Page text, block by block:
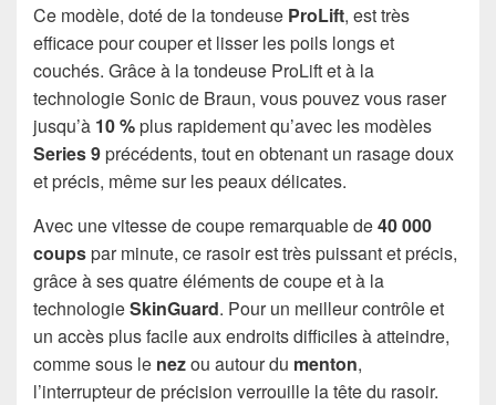
Ce modèle, doté de la tondeuse ProLift, est très
efficace pour couper et lisser les poils longs et
couchés. Grâce à la tondeuse ProLift et à la
technologie Sonic de Braun, vous pouvez vous raser
jusqu’à 10 %plus rapidement qu’avec les modèles
Series 9précédents, tout en obtenant un rasage doux
et précis, même sur les peaux délicates.
Avec une vitesse de coupe remarquable de40 000
coupspar minute, ce rasoir est très puissant et précis,
grâce à ses quatre éléments de coupe et à la
technologieSkinGuard. Pour un meilleur contrôle et
un accès plus facile aux endroits difficiles à atteindre,
comme sous le nezou autour du menton,
l’interrupteur de précision verrouille la tête du rasoir.